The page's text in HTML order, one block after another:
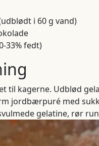
i 60 g vand)
33% fedt)
til kagerne. Udblød
jordbærpuré med
gelatine, rør